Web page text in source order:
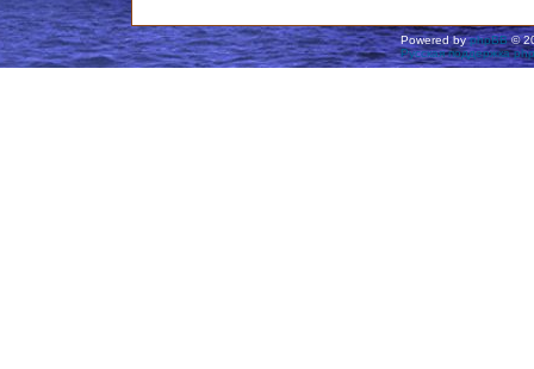
Powered byphpBB©
Русская поддержка